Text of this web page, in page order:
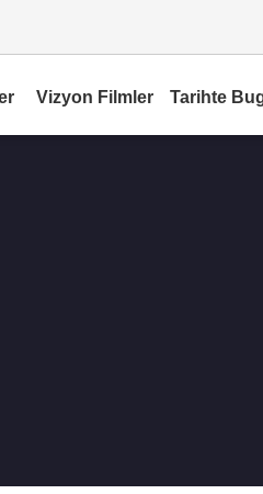
Vizyon Filmler Tarihte